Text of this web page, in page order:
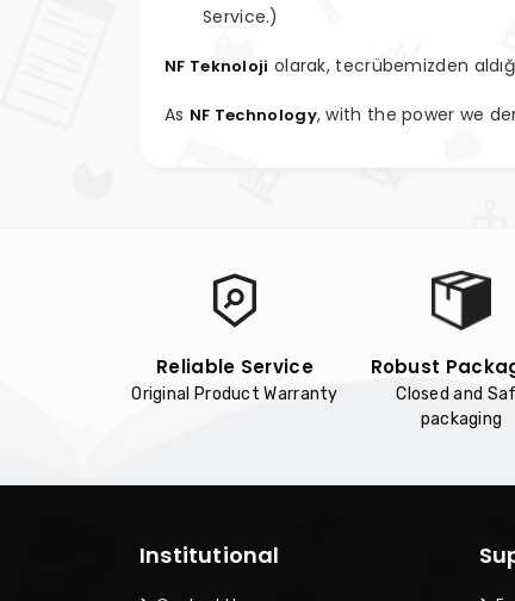
Service.)
NF Teknoloji olarak, tecrübemizden
As NF Technology, with the power we
Reliable Service
Original Product Warranty
Robust
Closed and
packaging
Institutional